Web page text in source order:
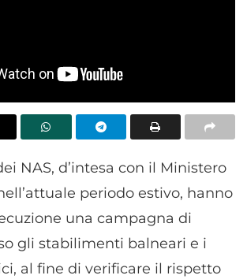
NAS, d’intesa con il Ministero
periodo estivo, hanno
una campagna di
gli stabilimenti balneari e i
al fine di verificare il rispetto